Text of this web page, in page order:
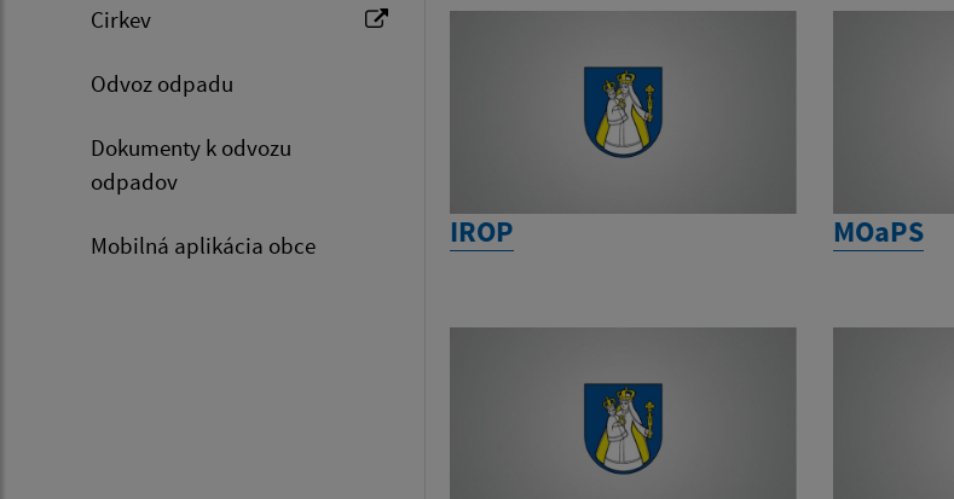
Cirkev
Odvoz odpadu
Dokumenty k odvozu
odpadov
Mobilná aplikácia obce IROP MOaPS